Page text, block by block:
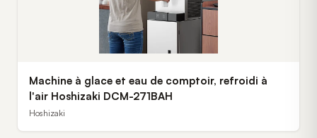
Machine à glace et eau de comptoir, refroidi à
l'air Hoshizaki DCM-271BAH
Hoshizaki